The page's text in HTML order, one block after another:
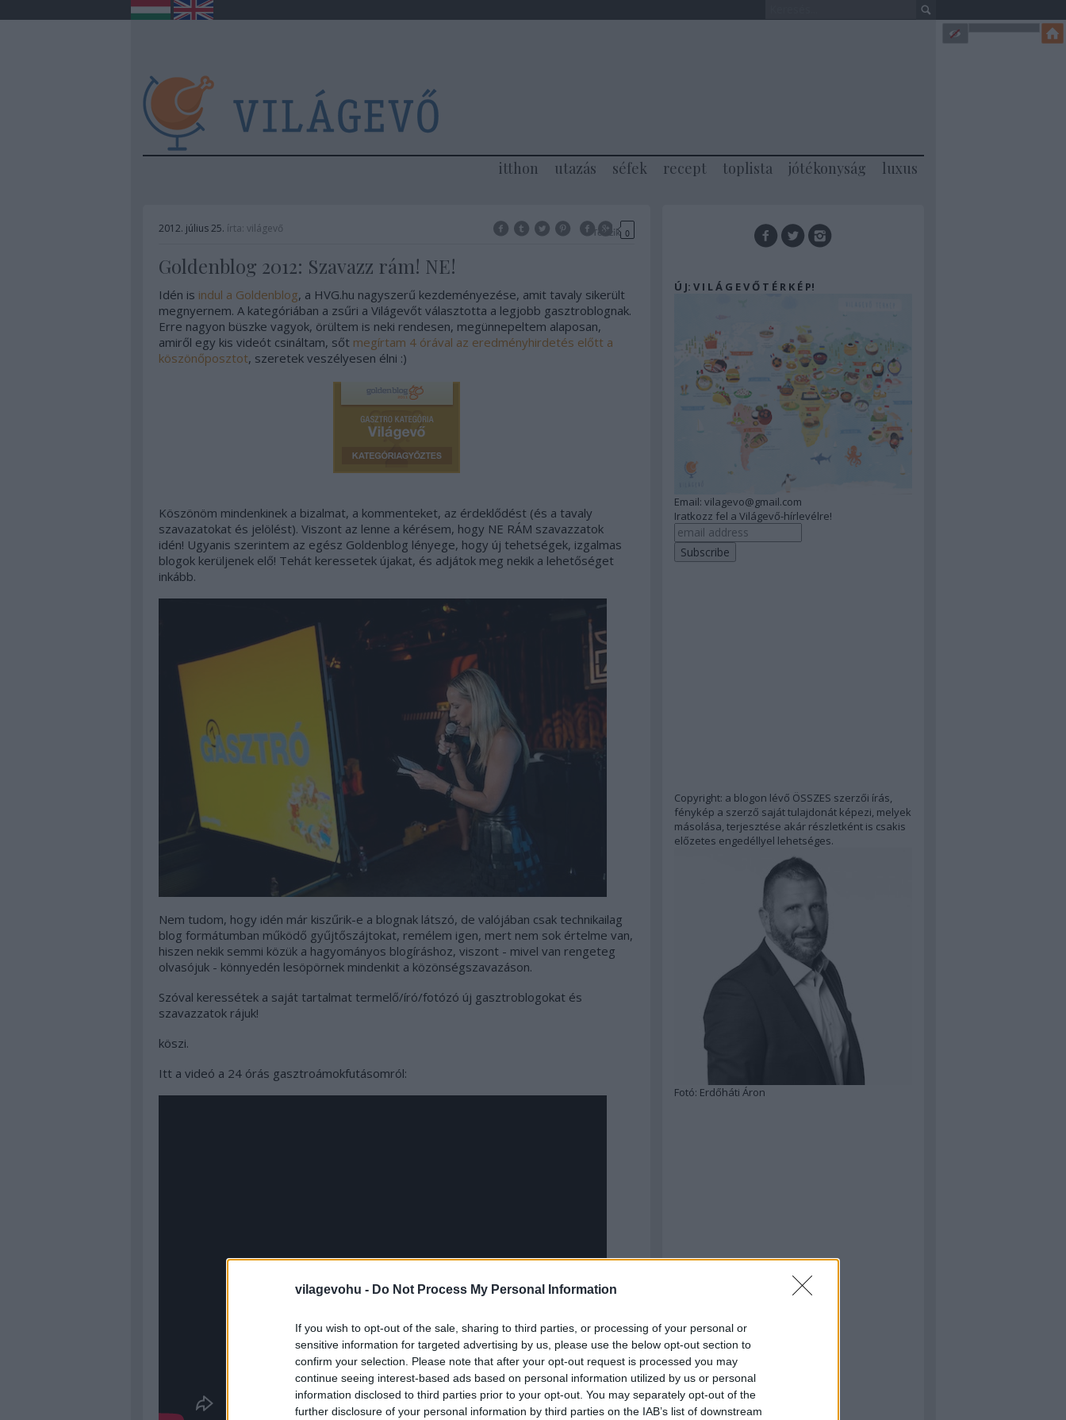
vilagevohu - Do Not Process My Personal Information
If you wish to opt-out of the sale, sharing to third parties, or processing of your personal or
sensitive information for targeted advertising by us, please use the below opt-out section to
confirm your selection. Please note that after your opt-out request is processed you may
continue seeing interest-based ads based on personal information utilized by us or personal
information disclosed to third parties prior to your opt-out. You may separately opt-out of the
further disclosure of your personal information by third parties on the IAB’s list of downstream
itthon utazás séfek recept toplista jótékonyság luxus
2012. július 25. írta: világevő Tetszik 0
Goldenblog 2012: Szavazz rám! NE!
Idén is indul a Goldenblog, a HVG.hu nagyszerű kezdeményezése, amit tavaly sikerült
megnyernem. A kategóriában a zsűri a Világevőt választotta a legjobb gasztroblognak.
Erre nagyon büszke vagyok, örültem is neki rendesen, megünnepeltem alaposan,
amiről egy kis videót csináltam, sőt megírtam 4 órával az eredményhirdetés előtt a
köszönőposztot, szeretek veszélyesen élni :)
Köszönöm mindenkinek a bizalmat, a kommenteket, az érdeklődést (és a tavaly
szavazatokat és jelölést). Viszont az lenne a kérésem, hogy NE RÁM szavazzatok
idén! Ugyanis szerintem az egész Goldenblog lényege, hogy új tehetségek, izgalmas
blogok kerüljenek elő! Tehát keressetek újakat, és adjátok meg nekik a lehetőséget
inkább.
Nem tudom, hogy idén már kiszűrik-e a blognak látszó, de valójában csak technikailag
blog formátumban működő gyűjtőszájtokat, remélem igen, mert nem sok értelme van,
hiszen nekik semmi közük a hagyományos blogíráshoz, viszont - mivel van rengeteg
olvasójuk - könnyedén lesöpörnek mindenkit a közönségszavazáson.
Szóval keressétek a saját tartalmat termelő/író/fotózó új gasztroblogokat és
szavazzatok rájuk!
köszi.
Itt a videó a 24 órás gasztroámokfutásomról:
Ú J: V I L Á G E V Ő T É R K É P!
Email: vilagevo@gmail.com
Iratkozz fel a Világevő-hírlevélre!
Copyright: a blogon lévő ÖSSZES szerzői írás,
fénykép a szerző saját tulajdonát képezi, melyek
másolása, terjesztése akár részletként is csakis
előzetes engedéllyel lehetséges.
Fotó: Erdőháti Áron